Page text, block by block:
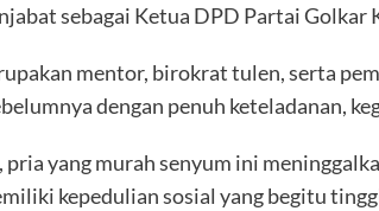
sebagai Ketua DPD Partai Golkar
mentor, birokrat tulen, serta
dengan penuh keteladanan,
yang murah senyum ini
kepedulian sosial yang begitu